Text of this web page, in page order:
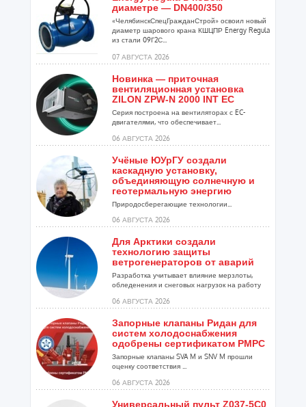
диаметре — DN400/350
«ЧелябинскСпецГражданСтрой» освоил новый
диаметр шарового крана КШЦПР Energy Regula
из стали 09Г2С...
07 АВГУСТА 2026
Новинка — приточная
вентиляционная установка
ZILON ZPW-N 2000 INT EC
Серия построена на вентиляторах с EC-
двигателями, что обеспечивает...
06 АВГУСТА 2026
Учёные ЮУрГУ создали
каскадную установку,
объединяющую солнечную и
геотермальную энергию
Природосберегающие технологии...
06 АВГУСТА 2026
Для Арктики создали
технологию защиты
ветрогенераторов от аварий
Разработка учитывает влияние мерзлоты,
обледенения и снеговых нагрузок на работу
06 АВГУСТА 2026
Запорные клапаны Ридан для
систем холодоснабжения
одобрены сертификатом РМРС
Запорные клапаны SVA M и SNV M прошли
оценку соответствия ...
06 АВГУСТА 2026
Универсальный пульт Z037-5C0